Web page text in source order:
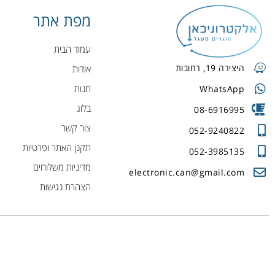
היצירה 19, רחובות
WhatsApp
08-6916995
052-9240822
052-3985135
electronic.can@gmail.com
מפת אתר
עמוד הבית
אודות
חנות
בלוג
צור קשר
תקנן האתר ופרטיות
מדיניות משלוחים
הצהרת נגישות